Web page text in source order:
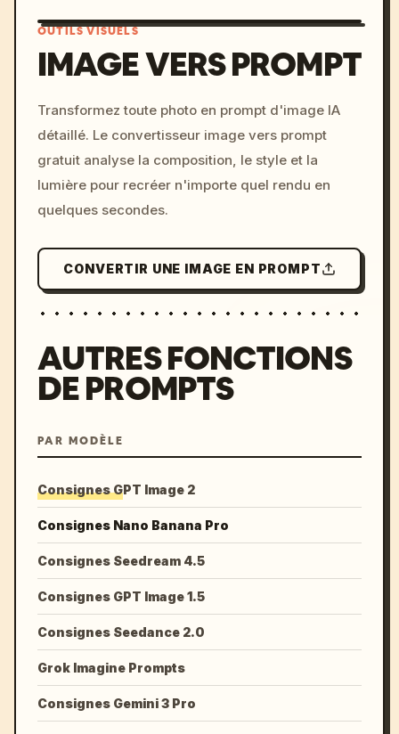
c, cyberpunk sunset, neon
colors, 8k --v 6.0
OUTILS VISUELS
IMAGE VERS PROMPT
Transformez toute photo en prompt d'image IA
détaillé. Le convertisseur image vers prompt
gratuit analyse la composition, le style et la
lumière pour recréer n'importe quel rendu en
quelques secondes.
CONVERTIR UNE IMAGE EN PROMPT
AUTRES FONCTIONS
DE PROMPTS
PAR MODÈLE
Consignes GPT Image 2
Consignes Nano Banana Pro
Consignes Seedream 4.5
Consignes GPT Image 1.5
Consignes Seedance 2.0
Grok Imagine Prompts
Consignes Gemini 3 Pro